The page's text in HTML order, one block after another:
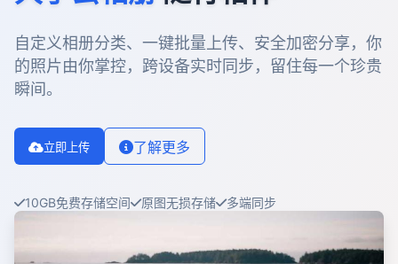
自定义相册分类、一键批量上传、安全加密分享，你
的照片由你掌控，跨设备实时同步，留住每一个珍贵
瞬间。
立即上传 了解更多
10GB免费存储空间 原图无损存储 多端同步